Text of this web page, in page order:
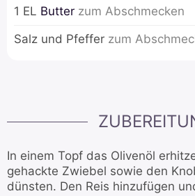
1 EL Butter zum Abschmecken
Salz und Pfeffer zum
In einem Topf das Olivenöl
gehackte Zwiebel sowie den
dünsten. Den Reis hinzufügen